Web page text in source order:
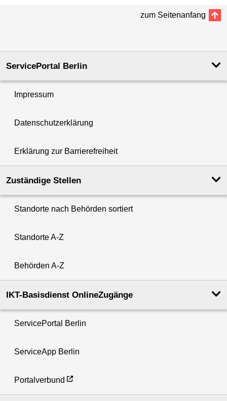
zum Seitenanfang
ServicePortal Berlin
Impressum
Datenschutzerklärung
Erklärung zur Barrierefreiheit
Zuständige Stellen
Standorte nach Behörden sortiert
Standorte A-Z
Behörden A-Z
IKT-Basisdienst OnlineZugänge
ServicePortal Berlin
ServiceApp Berlin
Portalverbund